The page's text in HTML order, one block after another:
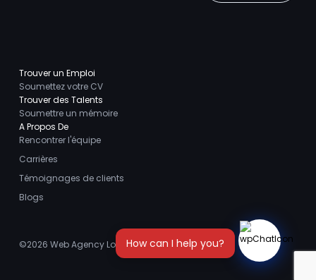
Trouver un Emploi
Soumettez votre CV
Trouver des Talents
Soumettre un mémoire
A Propos De
Rencontrer l'équipe
Carrières
Témoignages de clients
Blogs
©2026 Web Agency London